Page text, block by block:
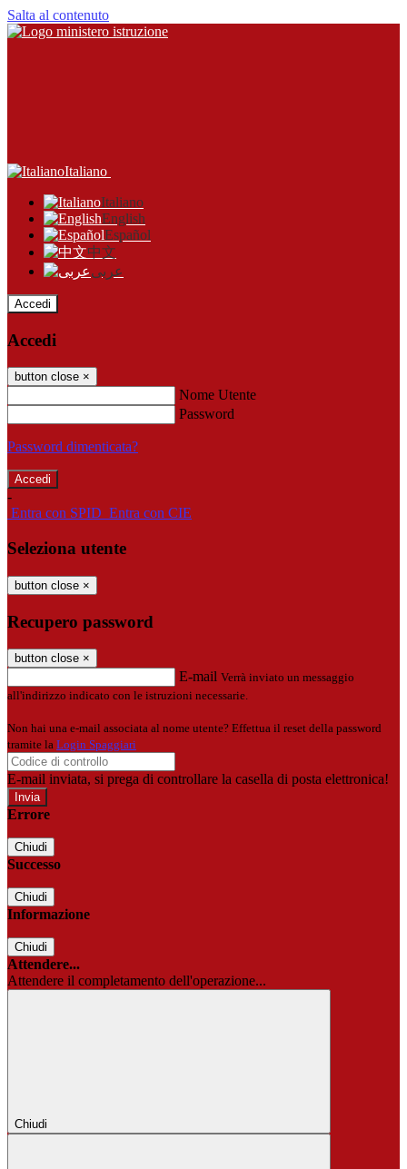
Salta al contenuto
Italiano
Italiano
English
Español
中文
عربى
Accedi
Accedi
button close ×
Nome Utente
Password
Password dimenticata?
-
Entra con SPID Entra con CIE
Seleziona utente
button close ×
Recupero password
button close ×
E-mail Verrà inviato un messaggio
all'indirizzo indicato con le istruzioni necessarie.
Non hai una e-mail associata al nome utente? Effettua il reset della password
tramite la Login Spaggiari
E-mail inviata, si prega di controllare la casella di posta elettronica!
Errore
Chiudi
Successo
Chiudi
Informazione
Chiudi
Attendere...
Attendere il completamento dell'operazione...
Chiudi